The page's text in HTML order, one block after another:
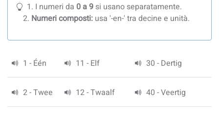
I numeri da 0 a 9 si usano separatamente.
Numeri composti: usa '-en-' tra decine e unità.
1 - Één 11 - Elf 30 - Dertig
2 - Twee 12 - Twaalf 40 - Veertig